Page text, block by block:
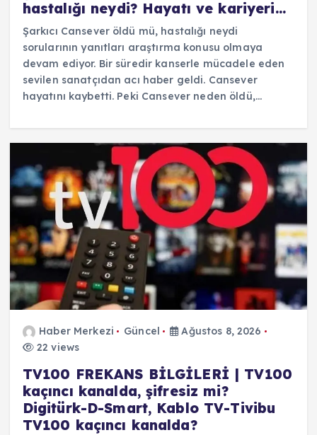
hastalığı neydi? Hayatı ve kariyeri…
Şarkıcı Cansever öldü mü, hastalığı neydi
sorularının yanıtları araştırma konusu olmaya
devam ediyor. Bir süredir kanserle mücadele eden
sevilen sanatçıdan acı haber geldi. Cansever
hayatını kaybetti. Peki Cansever neden öldü,…
Haber Merkezi Güncel
Ağustos 8, 2026
22 views
TV100 FREKANS BİLGİLERİ | TV100
kaçıncı kanalda, şifresiz mi?
Digitürk-D-Smart, Kablo TV-Tivibu
TV100 kaçıncı kanalda?